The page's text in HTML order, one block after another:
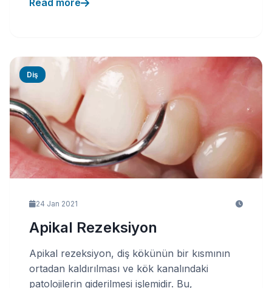
Read more
Diş
24 Jan 2021
Apikal Rezeksiyon
Apikal rezeksiyon, diş kökünün bir kısmının
ortadan kaldırılması ve kök kanalındaki
patolojilerin giderilmesi işlemidir. Bu,